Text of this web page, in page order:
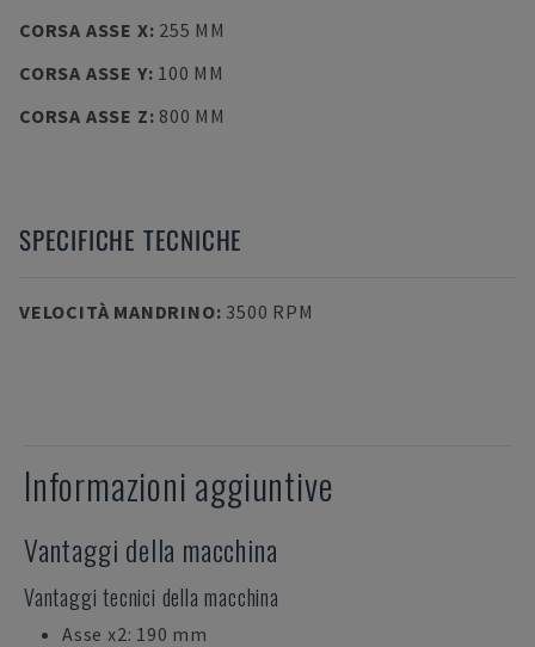
CORSA ASSE X: 255 MM
CORSA ASSE Y: 100 MM
CORSA ASSE Z: 800 MM
SPECIFICHE TECNICHE
VELOCITÀ MANDRINO: 3500 RPM
Informazioni aggiuntive
Vantaggi della macchina
Vantaggi tecnici della macchina
Asse x2: 190 mm